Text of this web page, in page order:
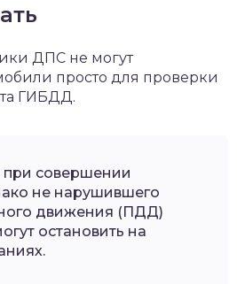
ДПС не могут
просто для проверки
ГИБДД.
при совершении
не нарушившего
движения (ПДД)
остановить на